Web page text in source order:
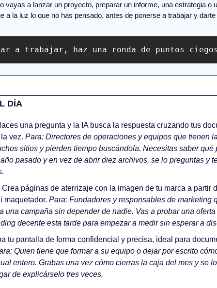
vayas a lanzar un proyecto, preparar un informe, una estrategia o
a la luz lo que no has pensado, antes de ponerse a trabajar y
a trabajar, haz una ronda de puntos
DÍA
una pregunta y la IA busca la respuesta cruzando tus
vez. Para: Directores de operaciones y equipos que tienen
sitios y pierden tiempo buscándola. Necesitas saber qué
pasado y en vez de abrir diez archivos, se lo preguntas y
Crea páginas de aterrizaje con la imagen de tu marca a partir
maquetador. Para: Fundadores y responsables de marketing
una campaña sin depender de nadie. Vas a probar una
decente esta tarde para empezar a medir sin esperar a
tu pantalla de forma confidencial y precisa, ideal para
Quien tiene que formar a su equipo o dejar por escrito
entero. Grabas una vez cómo cierras la caja del mes y se
de explicárselo tres veces.